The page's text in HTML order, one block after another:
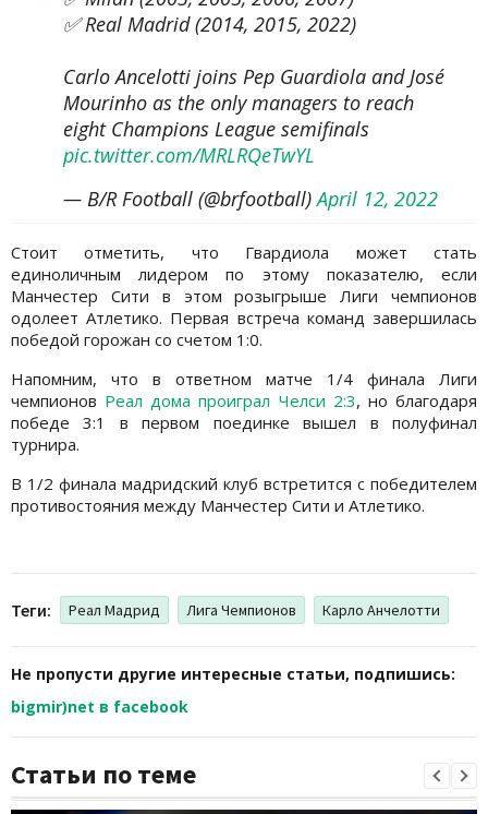
✅ Real Madrid (2014, 2015, 2022)
Carlo Ancelotti joins Pep Guardiola and José
Mourinho as the only managers to reach
eight Champions League semifinals
pic.twitter.com/MRLRQeTwYL
— B/R Football (@brfootball)April 12, 2022
Стоит отметить, что Гвардиола может стать
единоличным лидером по этому показателю, если
Манчестер Сити в этом розыгрыше Лиги чемпионов
одолеет Атлетико. Первая встреча команд завершилась
победой горожан со счетом 1:0.
Напомним, что в ответном матче 1/4 финала Лиги
чемпионов Реал дома проиграл Челси 2:3, но благодаря
победе 3:1 в первом поединке вышел в полуфинал
турнира.
В 1/2 финала мадридский клуб встретится с победителем
противостояния между Манчестер Сити и Атлетико.
Теги: Реал Мадрид Лига Чемпионов Карло Анчелотти
Не пропусти другие интересные статьи, подпишись:
bigmir)net в facebook
Статьи по теме